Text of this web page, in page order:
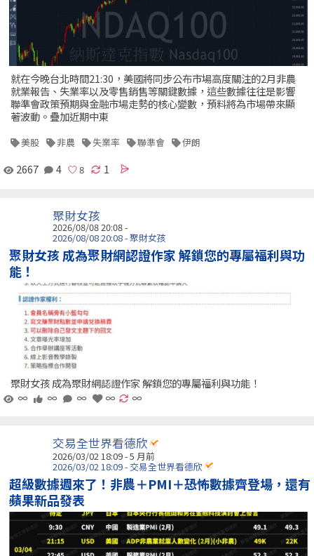
就在今晚台北時間21:30，美國將同步公布市場高度關注的2月非農
就業報告、失業率以及零售銷售等關鍵數據，這些數據往往是影響
聯準會政策預期與金融市場走勢的核心變數，預料將為市場帶來顯
著波動。疊加近期中東
美股 非農 失業率 聯準會 伊朗
2667 4 1
聚財女孩
2026/08/08 20:08 -
2026/08/08 20:08 - 聚財女孩
聚財女孩 成為聚財網認證作家 解鎖您的專屬福利與功
能！
聚財女孩 成為聚財網認證作家 解鎖您的專屬福利與功能！
∞
∞ ∞ ∞ ∞
交易全世界看德欣
2026/03/02 18:09 - 5 月前
2026/03/02 18:09 - 交易全世界看德欣
超級數據週來了！非農＋PMI＋恐怖數據齊登場，還有
蘋果新品發表